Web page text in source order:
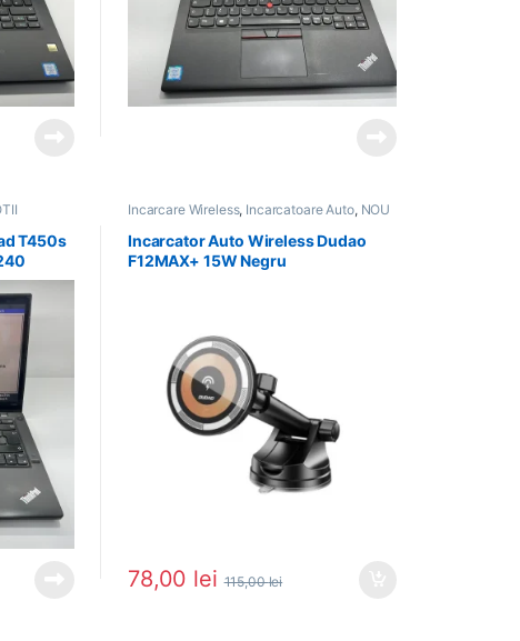
T450s
Incarcare Wireless, Incarcatoare Auto, NOU
Incarcator Auto Wireless Dudao
F12MAX+ 15W Negru
78,00 lei 115,00lei